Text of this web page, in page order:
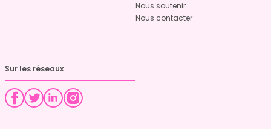
Nous soutenir
Nous contacter
Sur les réseaux